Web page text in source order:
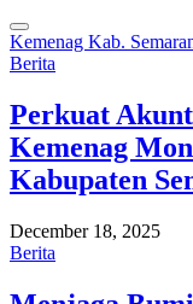
Kemenag Kab.
Berita
Perkuat
Kemenag
Kabupaten
December 18, 2025
Berita